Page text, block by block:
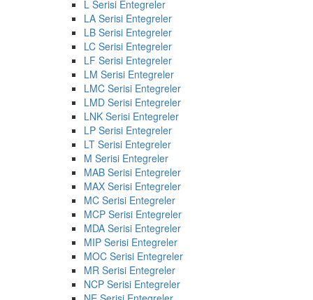
L Serisi Entegreler
LA Serisi Entegreler
LB Serisi Entegreler
LC Serisi Entegreler
LF Serisi Entegreler
LM Serisi Entegreler
LMC Serisi Entegreler
LMD Serisi Entegreler
LNK Serisi Entegreler
LP Serisi Entegreler
LT Serisi Entegreler
M Serisi Entegreler
MAB Serisi Entegreler
MAX Serisi Entegreler
MC Serisi Entegreler
MCP Serisi Entegreler
MDA Serisi Entegreler
MIP Serisi Entegreler
MOC Serisi Entegreler
MR Serisi Entegreler
NCP Serisi Entegreler